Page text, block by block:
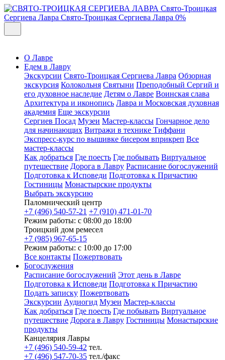
Свято-Троицкая
Сергиева Лавра Свято-Троицкая Сергиева Лавра 0%
О Лавре
Едем в Лавру
Экскурсии Свято-Троицкая Сергиева Лавра Обзорная
экскурсия Колокольня Святыни Преподобный Сергий и
его духовное наследие Детям о Лавре Воинская слава
Архитектура и иконопись Лавра и Московская духовная
академия Еще экскурсии
Сергиев Посад Музеи Мастер-классы Гончарное дело
для начинающих Витражи в технике Тиффани
Экспресс-курс по вышивке бисером вприкреп Все
мастер-классы
Как добраться Где поесть Где побывать Виртуальное
путешествие Дорога в Лавру Расписание богослужений
Подготовка к Исповеди Подготовка к Причастию
Гостиницы Монастырские продукты
Выбрать экскурсию
Паломнический центр
+7 (496) 540-57-21 +7 (910) 471-01-70
Режим работы: с 08:00 до 18:00
Троицкий дом ремесел
+7 (985) 967-65-15
Режим работы: с 10:00 до 17:00
Все контакты Пожертвовать
Богослужения
Расписание богослужений Этот день в Лавре
Подготовка к Исповеди Подготовка к Причастию
Подать записку Пожертвовать
Экскурсии Аудиогид Музеи Мастер-классы
Как добраться Где поесть Где побывать Виртуальное
путешествие Дорога в Лавру Гостиницы Монастырские
продукты
Канцелярия Лавры
+7 (496) 540-59-42 тел.
+7 (496) 547-70-35 тел./факс